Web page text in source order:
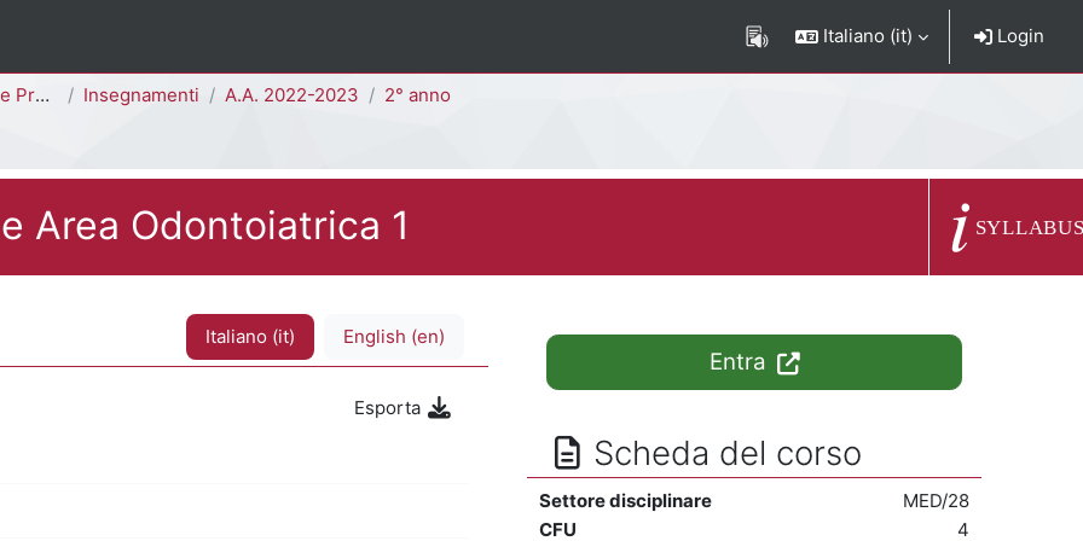
Italiano ‎(it)‎ Login
- H4601D] Insegnamenti A.A. 2022-2023 2° anno
Area Odontoiatrica 1 Descrizione del
SYLLABUS
Italiano ‎(it)‎ English ‎(en)‎
Esporta
Entra
Scheda del corso
Settore disciplinare
MED/28
CFU
4